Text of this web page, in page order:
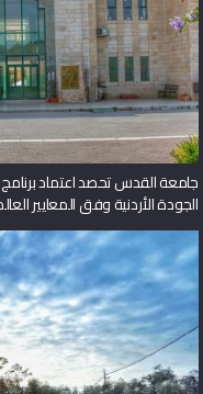
جامعة القدس تحصد اعتماد
الجودة الأردنية وفق المعايير